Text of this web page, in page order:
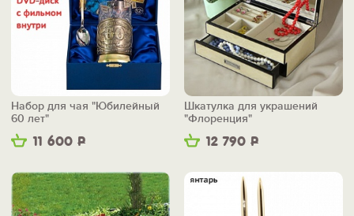
11 600 Р
Набор для чая "Юбилейный
60 лет"
12 790 Р
Шкатулка для украшений
"Флоренция"